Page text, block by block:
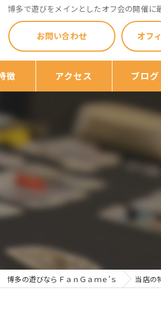
博多で遊びをメインとしたオフ会の開催に
お問い合わせ オフ
徴
ム
アクセス ブログ
博多の遊びならＦａｎＧａｍｅ’ｓ 当店の